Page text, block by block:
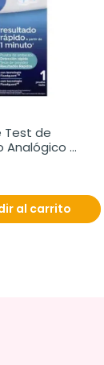
Test de
Analógico
al carrito